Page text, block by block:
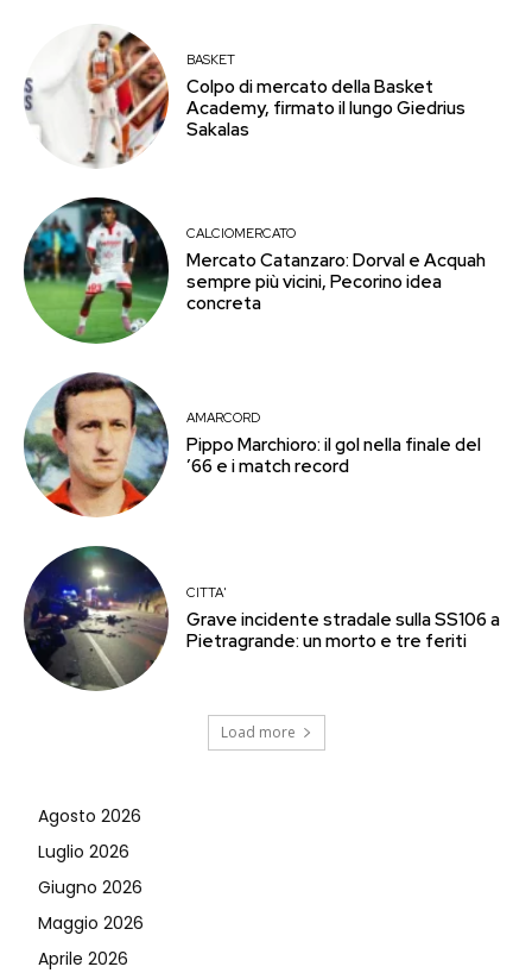
BASKET
Colpo di mercato della Basket
Academy, firmato il lungo Giedrius
Sakalas
CALCIOMERCATO
Mercato Catanzaro: Dorval e Acquah
sempre più vicini, Pecorino idea
concreta
AMARCORD
Pippo Marchioro: il gol nella finale del
’66 e i match record
CITTA'
Grave incidente stradale sulla SS106 a
Pietragrande: un morto e tre feriti
Load more
Agosto 2026
Luglio 2026
Giugno 2026
Maggio 2026
Aprile 2026